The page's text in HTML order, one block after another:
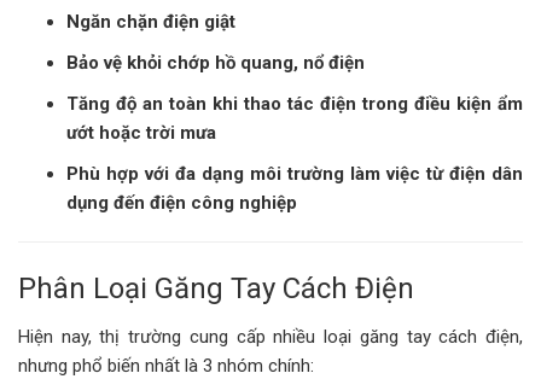
Ngăn chặn điện giật
Bảo vệ khỏi chớp hồ quang, nổ điện
Tăng độ an toàn khi thao tác điện trong điều kiện ẩm
ướt hoặc trời mưa
Phù hợp với đa dạng môi trường làm việc từ điện dân
dụng đến điện công nghiệp
Phân Loại Găng Tay Cách Điện
Hiện nay, thị trường cung cấp nhiều loại găng tay cách điện,
nhưng phổ biến nhất là 3 nhóm chính: